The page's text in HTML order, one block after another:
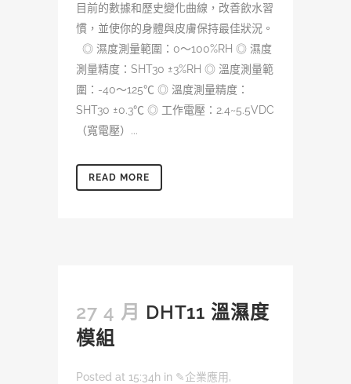
目前的數據和歷史變化曲線，改善飲水習
慣，並使你的身體與皮膚保持最佳狀況。
◎ 濕度測量範圍：0～100%RH ◎ 濕度
測量精度：SHT30 ±3%RH ◎ 溫度測量範
圍：-40～125℃ ◎ 溫度測量精度：
SHT30 ±0.3℃ ◎ 工作電壓：2.4~5.5VDC
（寬電壓）...
READ MORE
27 4 月 DHT11 溫濕度
模組
Posted at 15:34h in ✎企業應用,